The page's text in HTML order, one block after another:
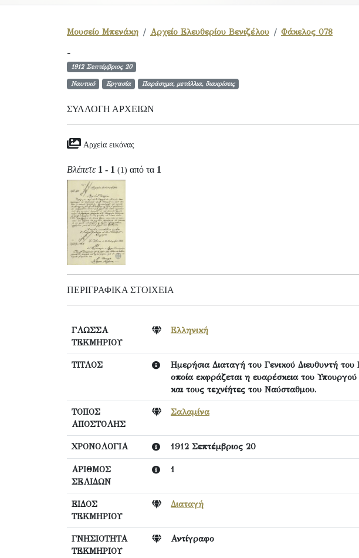
Μουσείο Μπενάκη Αρχείο Ελευθερίου Βενιζέλου Φάκελος 078
-
1912 Σεπτέμβριος 20
Ναυτικό Εργασία Παράσημα, μετάλλια, διακρίσεις
ΣΥΛΛΟΓΉ ΑΡΧΕΊΩΝ
Αρχεία εικόνας
Βλέπετε 1 - 1 (1) από τα 1
ΠΕΡΙΓΡΑΦΙΚΆ ΣΤΟΙΧΕΊΑ
ΓΛΩΣΣΑ
ΤΕΚΜΗΡΙΟΥ
Ελληνική
ΤΙΤΛΟΣ
Ημερήσια Διαταγή του Γενικού Διευθυντή
οποία εκφράζεται η ευαρέσκεια του
και τους τεχνίήτες του Ναύσταθμου.
ΤΟΠΟΣ
ΑΠΟΣΤΟΛΗΣ
Σαλαμίνα
ΧΡΟΝΟΛΟΓΙΑ 1912 Σεπτέμβριος 20
ΑΡΙΘΜΟΣ
ΣΕΛΙΔΩΝ
1
ΕΙΔΟΣ
ΤΕΚΜΗΡΙΟΥ
Διαταγή
ΓΝΗΣΙΟΤΗΤΑ
ΤΕΚΜΗΡΙΟΥ
Αντίγραφο